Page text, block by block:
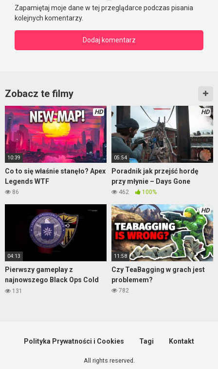
Zapamiętaj moje dane w tej przeglądarce podczas pisania
kolejnych komentarzy.
Zobacz te filmy
HD
10:39
Co to się właśnie stanęło? Apex
Legends WTF
86
HD
05:54
Poradnik jak przejść hordę
przy młynie – Days Gone
462 100%
04:13
Pierwszy gameplay z
najnowszego Black Ops Cold
War131
HD
11:58
Czy TeaBagging w grach jest
problemem?
782
Polityka Prywatności i Cookies Tagi Kontakt
All rights reserved.